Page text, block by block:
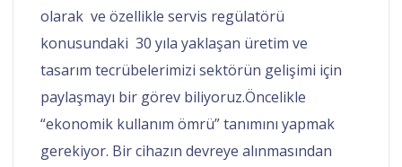
olarak ve özellikle servis regülatörü
konusundaki 30 yıla yaklaşan üretim ve
tasarım tecrübelerimizi sektörün gelişimi için
paylaşmayı bir görev biliyoruz.Öncelikle
“ekonomik kullanım ömrü” tanımını yapmak
gerekiyor. Bir cihazın devreye alınmasından